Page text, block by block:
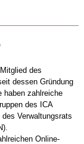
des
dessen Gründung
haben zahlreiche
des ICA
Verwaltungsrats
Online-